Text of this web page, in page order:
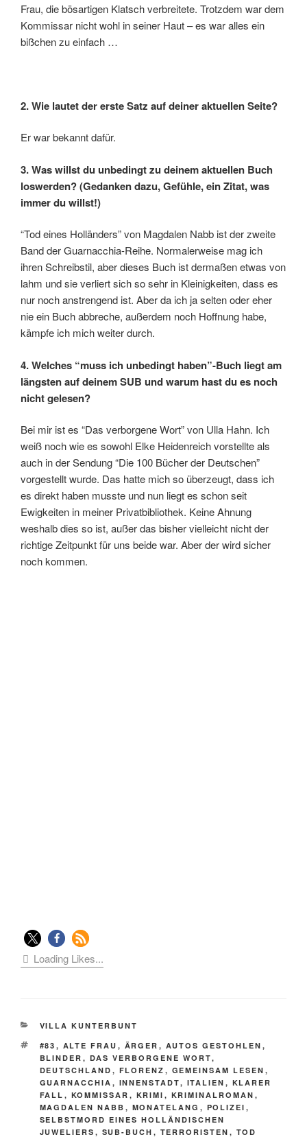
Frau, die bösartigen Klatsch verbreitete. Trotzdem war dem
Kommissar nicht wohl in seiner Haut – es war alles ein
bißchen zu einfach …
2. Wie lautet der erste Satz auf deiner aktuellen Seite?
Er war bekannt dafür.
3. Was willst du unbedingt zu deinem aktuellen Buch
loswerden? (Gedanken dazu, Gefühle, ein Zitat, was
immer du willst!)
“Tod eines Holländers” von Magdalen Nabb ist der zweite
Band der Guarnacchia-Reihe. Normalerweise mag ich
ihren Schreibstil, aber dieses Buch ist dermaßen etwas von
lahm und sie verliert sich so sehr in Kleinigkeiten, dass es
nur noch anstrengend ist. Aber da ich ja selten oder eher
nie ein Buch abbreche, außerdem noch Hoffnung habe,
kämpfe ich mich weiter durch.
4. Welches “muss ich unbedingt haben”-Buch liegt am
längsten auf deinem SUB und warum hast du es noch
nicht gelesen?
Bei mir ist es “Das verborgene Wort” von Ulla Hahn. Ich
weiß noch wie es sowohl Elke Heidenreich vorstellte als
auch in der Sendung “Die 100 Bücher der Deutschen”
vorgestellt wurde. Das hatte mich so überzeugt, dass ich
es direkt haben musste und nun liegt es schon seit
Ewigkeiten in meiner Privatbibliothek. Keine Ahnung
weshalb dies so ist, außer das bisher vielleicht nicht der
richtige Zeitpunkt für uns beide war. Aber der wird sicher
noch kommen.
Loading Likes...
KATEGORIEN
VILLA KUNTERBUNT
SCHLAGWÖRTER
#83 , ALTE FRAU , ÄRGER , AUTOS GESTOHLEN ,
BLINDER , DAS VERBORGENE WORT,
DEUTSCHLAND , FLORENZ , GEMEINSAM LESEN ,
GUARNACCHIA , INNENSTADT, ITALIEN , KLARER
FALL , KOMMISSAR , KRIMI , KRIMINALROMAN ,
MAGDALEN NABB , MONATELANG , POLIZEI ,
SELBSTMORD EINES HOLLÄNDISCHEN
JUWELIERS , SUB-BUCH , TERRORISTEN , TOD